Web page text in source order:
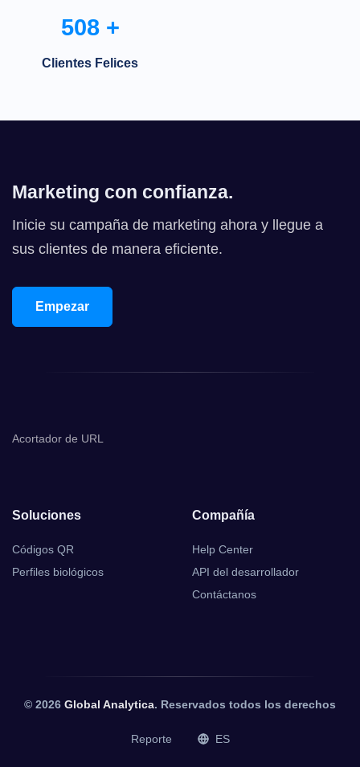
508 +
Clientes Felices
Marketing con confianza.
Inicie su campaña de marketing ahora y llegue a
sus clientes de manera eficiente.
Empezar
Acortador de URL
Soluciones
Códigos QR
Perfiles biológicos
Compañía
Help Center
API del desarrollador
Contáctanos
© 2026 Global Analytica. Reservados todos los derechos
Reporte ES